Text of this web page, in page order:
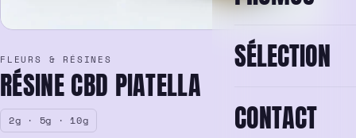
SÉLECTION
CONTACT
FLEURS & RÉSINES
RÉSINE CBD PIATELLA
2g · 5g · 10g